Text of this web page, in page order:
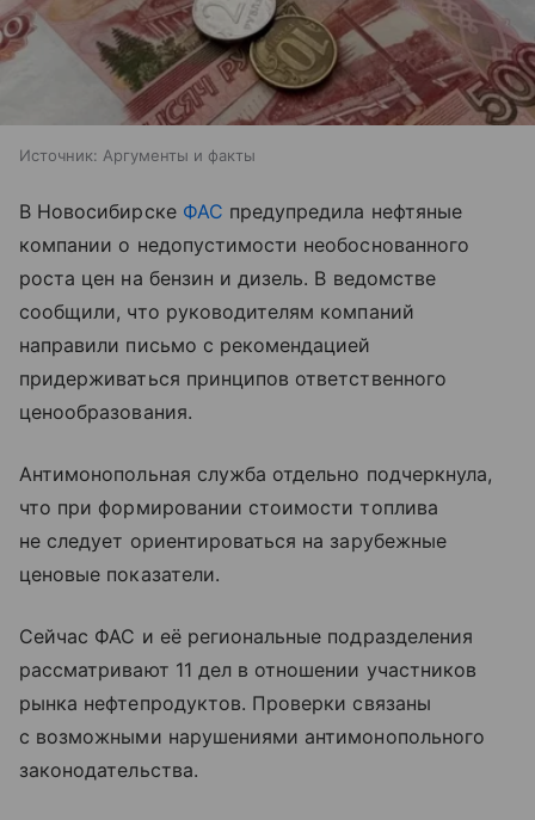
Источник: Аргументы и факты
В Новосибирске ФАС предупредила нефтяные
компании о недопустимости необоснованного
роста цен на бензин и дизель. В ведомстве
сообщили, что руководителям компаний
направили письмо с рекомендацией
придерживаться принципов ответственного
ценообразования.
Антимонопольная служба отдельно подчеркнула,
что при формировании стоимости топлива
не следует ориентироваться на зарубежные
ценовые показатели.
Сейчас ФАС и её региональные подразделения
рассматривают 11 дел в отношении участников
рынка нефтепродуктов. Проверки связаны
с возможными нарушениями антимонопольного
законодательства.